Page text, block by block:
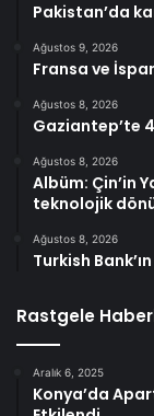
Pakistan’da
Ağustos 9, 2026
Fransa ve
Ağustos 8, 2026
Gaziantep’te
Ağustos 8, 2026
Albüm: Çin’in
teknolojik
Ağustos 8, 2026
Turkish
Rastgele
Aralık 6, 2025
Konya’da